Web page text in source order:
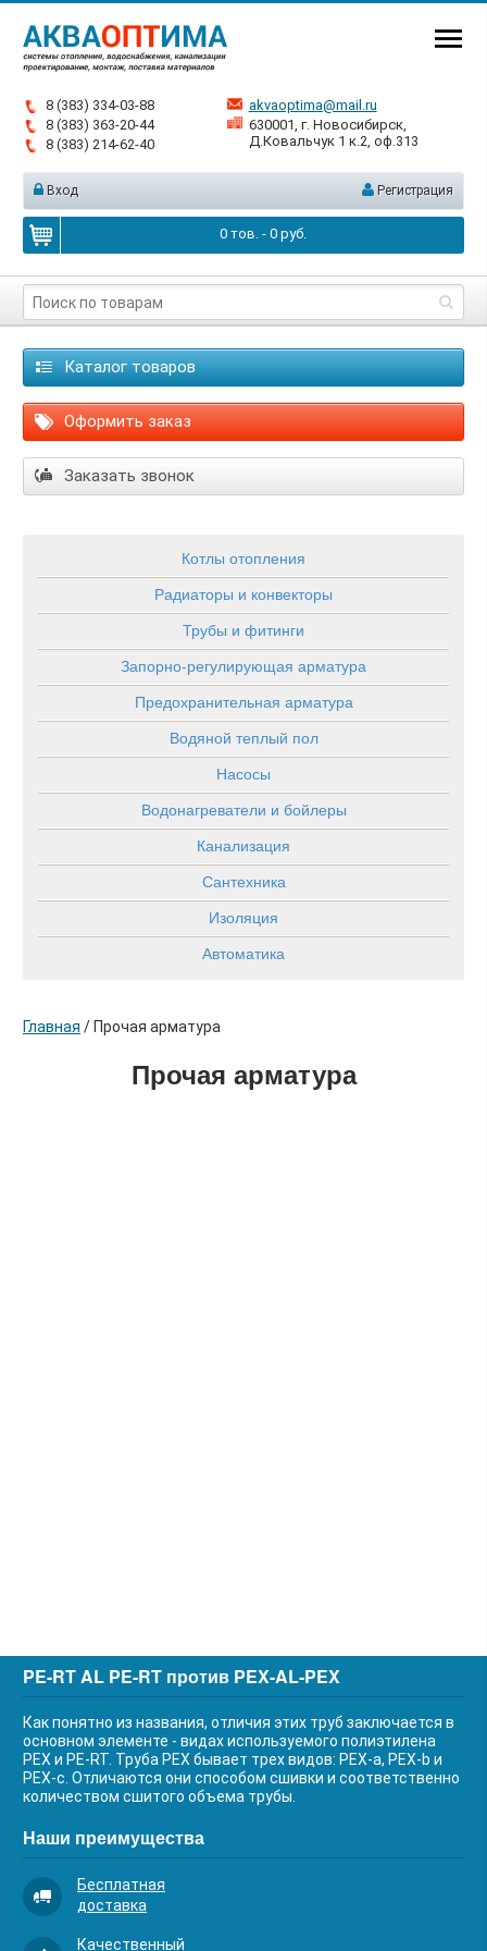
8 (383) 334-03-88
8 (383) 363-20-44
8 (383) 214-62-40
akvaoptima@mail.ru
630001, г. Новосибирск,
Д.Ковальчук 1 к.2, оф.313
Вход Регистрация
0тов. - 0руб.
Каталог товаров
Оформить заказ
Заказать звонок
Котлы отопления
Радиаторы и конвекторы
Трубы и фитинги
Запорно-регулирующая арматура
Предохранительная арматура
Водяной теплый пол
Насосы
Водонагреватели и бойлеры
Канализация
Сантехника
Изоляция
Автоматика
Главная / Прочая арматура
Прочая арматура
PE-RT AL PE-RT против PEX-AL-PEX
Как понятно из названия, отличия этих труб заключается в
основном элементе - видах используемого полиэтилена
PEX и PE-RT. Труба PEX бывает трех видов: PEX-a, PEX-b и
PEX-c. Отличаются они способом сшивки и соответственно
количеством сшитого объема трубы.
Наши преимущества
Бесплатная
доставка
Качественный